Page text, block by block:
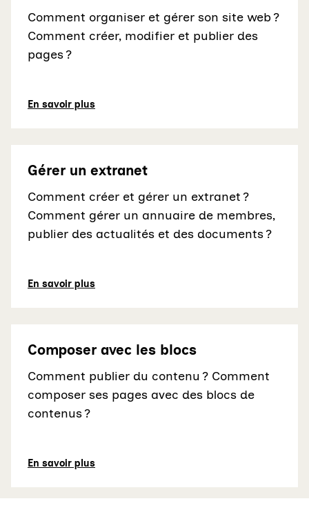
Comment organiser et gérer son site web ?
Comment créer, modifier et publier des
pages ?
En savoir plus
Gérer un extranet
Comment créer et gérer un extranet ?
Comment gérer un annuaire de membres,
publier des actualités et des documents ?
En savoir plus
Composer avec les blocs
Comment publier du contenu ? Comment
composer ses pages avec des blocs de
contenus ?
En savoir plus